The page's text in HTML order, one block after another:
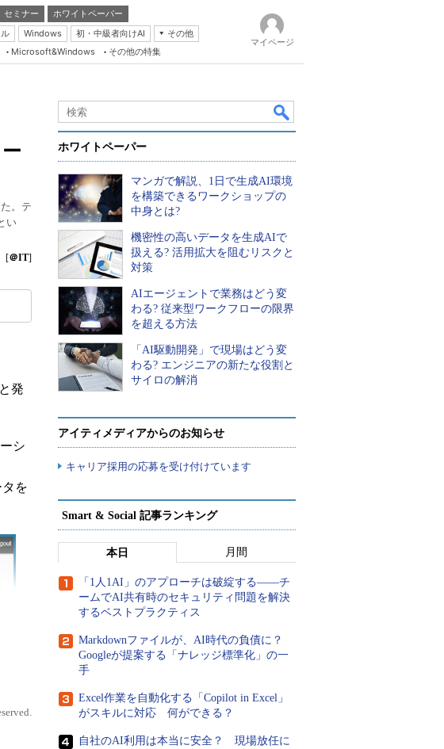
セミナー
ホワイトペーパー
Windows 初・中級者向けAI
その他
Server & Storage
Database Expert
Linux ＆ OSS
Master of IP Network
Security & Trust
Test & Tools
Microsoft&Windows その他の特集
マイページ
。テ
い
[＠IT]
発
シ
を
ホワイトペーパー
マンガで解説、1日で生成AI環境
を構築できるワークショップの
中身とは?
機密性の高いデータを生成AIで
扱える? 活用拡大を阻むリスクと
対策
AIエージェントで業務はどう変
わる? 従来型ワークフローの限界
を超える方法
「AI駆動開発」で現場はどう変
わる? エンジニアの新たな役割と
サイロの解消
アイティメディアからのお知らせ
キャリア採用の応募を受け付けています
Smart & Social 記事ランキング
本日 月間
「1人1AI」のアプローチは破綻する――チ
ームでAI共有時のセキュリティ問題を解決
するベストプラクティス
Markdownファイルが、AI時代の負債に？
Googleが提案する「ナレッジ標準化」の一
手
Excel作業を自動化する「Copilot in Excel」
がスキルに対応 何ができる？
自社のAI利用は本当に安全？ 現場放任に